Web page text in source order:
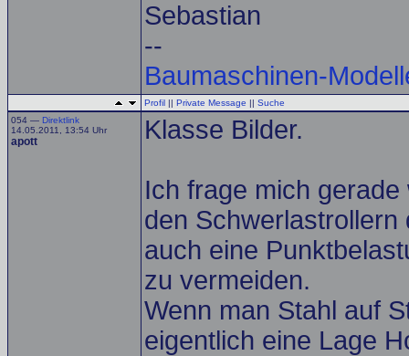
Sebastian
--
Baumaschinen-
Profil || Private Message || Suche
054 — Direktlink
14.05.2011, 13:54 Uhr
apott Klasse Bilder.
Ich frage mich
den
auch eine
zu vermeiden.
Wenn man Stahl auf
eigentlich eine Lage